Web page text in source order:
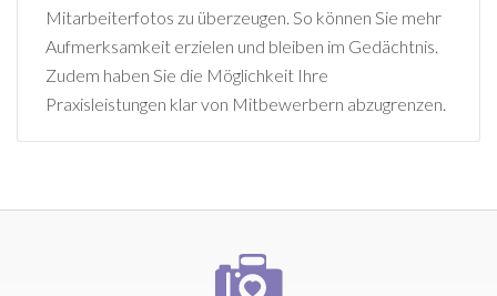
Mitarbeiterfotos zu überzeugen. So können Sie mehr
Aufmerksamkeit erzielen und bleiben im Gedächtnis.
Zudem haben Sie die Möglichkeit Ihre
Praxisleistungen klar von Mitbewerbern abzugrenzen.